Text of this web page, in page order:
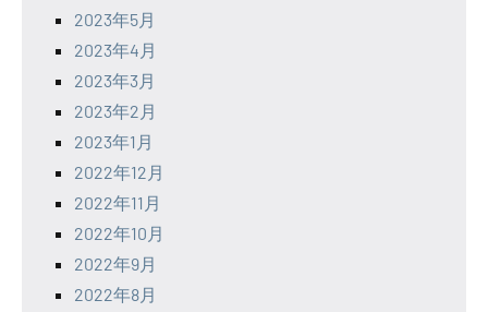
2023年5月
2023年4月
2023年3月
2023年2月
2023年1月
2022年12月
2022年11月
2022年10月
2022年9月
2022年8月